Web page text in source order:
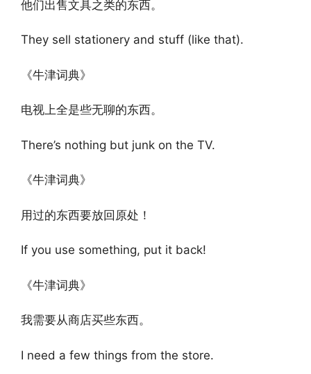
他们出售文具之类的东西。
They sell stationery and stuff (like that).
《牛津词典》
电视上全是些无聊的东西。
There’s nothing but junk on the TV.
《牛津词典》
用过的东西要放回原处！
If you use something, put it back!
《牛津词典》
我需要从商店买些东西。
I need a few things from the store.